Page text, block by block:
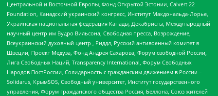
Центральной и Восточной Европы, Фонд Открытой Эстонии, Calvert 22
Foundation, Канадский украинский конгресс, Институт Макдональда-Лорье,
Украинская национальная федерация Канады, Декабристы, Международный
научный центр им Вудро Вильсона, Свободная пресса, Возрождение,
Всеукраинский духовный центр , Риддл, Русский антивоенный комитет в
Швеции, Проект Медуза, Фонд Андрея Сахарова, Форум свободной России,
Лига Свободных Наций, Transparеncy International, Форум Свободных
Народов ПостРоссии, Солидарность с гражданским движением в России –
Solidarus, КрымSOS, Свободный университет, Институт государственного
управления, Форум гражданского общества Россия, Беллона, Союз жителей